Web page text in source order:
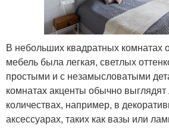
В небольших квадратных комнатах
мебель была легкая, светлых
простыми и с незамысловатыми
комнатах акценты обычно
количествах, например, в
аксессуарах, таких как вазы или